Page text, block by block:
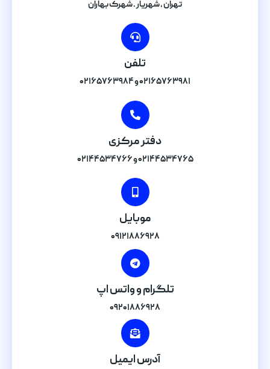
تهران , شهریار . شهرک بهاران
تلفن
۰۲۱۶۵۷۶۳۹۸۱ و ۰۲۱۶۵۷۶۳۹۸۴
دفتر مرکزی
۰۲۱۴۴۵۳۴۷۶۵ و ۰۲۱۴۴۵۳۴۷۶۶
موبایل
۰۹۱۲۱۸۸۶۹۲۸
تلگرام و واتس اپ
۰۹۲۰۱۸۸۶۹۲۸
آدرس ایمیل